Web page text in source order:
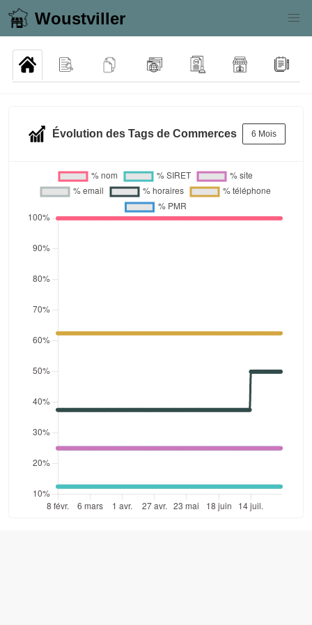
Woustviller
Évolution des Tags de Commerces 6 Mois